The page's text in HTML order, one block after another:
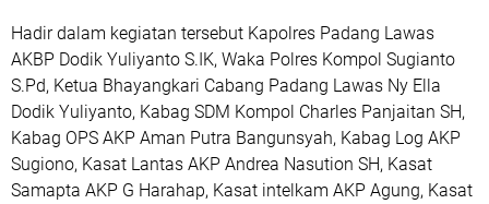
‎Hadir dalam kegiatan tersebut Kapolres Padang Lawas
AKBP Dodik Yuliyanto S.IK, Waka Polres Kompol Sugianto
S.Pd, Ketua Bhayangkari Cabang Padang Lawas Ny Ella
Dodik Yuliyanto, Kabag SDM Kompol Charles Panjaitan SH,
Kabag OPS AKP Aman Putra Bangunsyah, Kabag Log AKP
Sugiono, Kasat Lantas AKP Andrea Nasution SH, Kasat
Samapta AKP G Harahap, Kasat intelkam AKP Agung, Kasat